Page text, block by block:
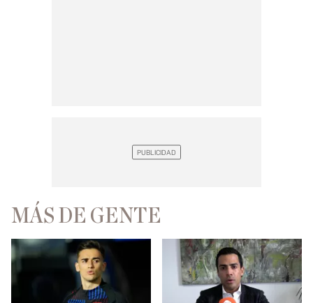
MÁS DE GENTE